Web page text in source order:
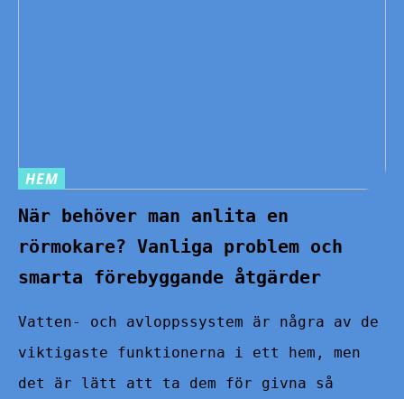
HEM
När behöver man anlita en
rörmokare? Vanliga problem och
smarta förebyggande åtgärder
Vatten- och avloppssystem är några av de
viktigaste funktionerna i ett hem, men
det är lätt att ta dem för givna så